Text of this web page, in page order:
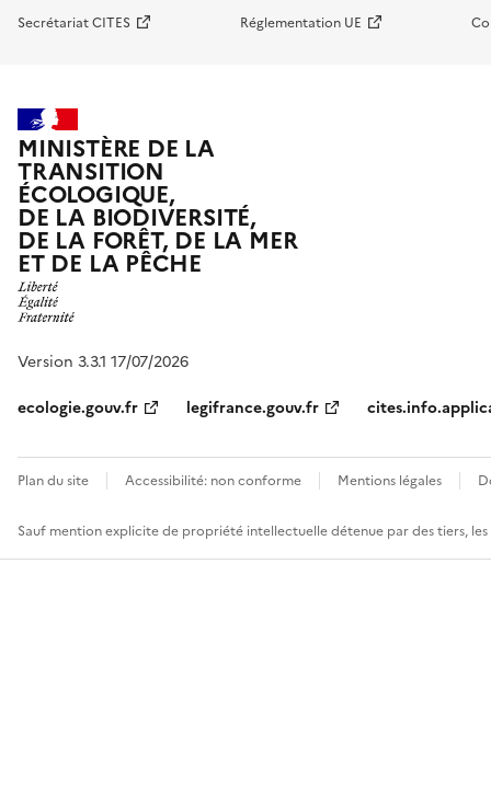
Secrétariat CITES Réglementation UE
MINISTÈRE DE LA
TRANSITION
ÉCOLOGIQUE,
DE LA BIODIVERSITÉ,
DE LA FORÊT, DE LA MER
ET DE LA PÊCHE
Version 3.3.1 17/07/2026
ecologie.gouv.fr
legifrance.gouv.fr
Plan du site Accessibilité: non conforme Mentions légales
Sauf mention explicite de propriété intellectuelle détenue par des tiers,